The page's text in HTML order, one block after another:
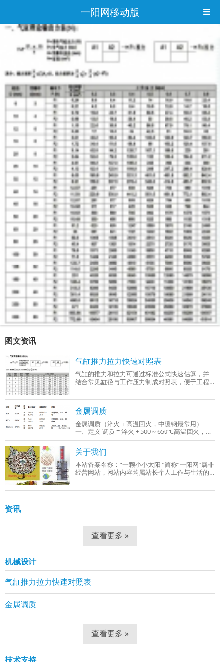
一阳网移动版
图文资讯
气缸推力拉力快速对照表
气缸的推力和拉力可通过标准公式快速估算，并
结合常见缸径与工作压力制成对照表，便于工程
力0.4–0.6 MPa）整理的‌气缸推力与拉力快
金属调质
金属调质（淬火 + 高温回火，中碳钢最常用）
一、定义 调质 = 淬火 + 500～650℃高温回火，只
适用于中碳钢、中碳合金钢（C：0.3%～0.5%），
成品组织：回火索氏体（铁素体 + 细小球状碳
关于我们
本站备案名称：“一颗小小太阳 ”简称“一阳网”属非
经营网站，网站内容均属站长个人工作与生活的
制、网站组建等。
资讯
查看更多 »
机械设计
气缸推力拉力快速对照表
金属调质
查看更多 »
技术支持